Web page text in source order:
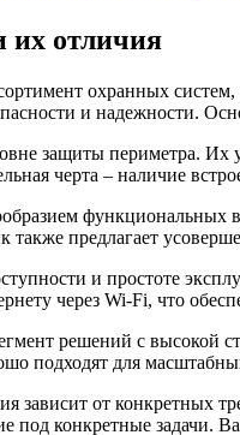
их отличия
охранных
и надежности.
защиты периметра. Их
черта – наличие
предлагает
и простоте
через Wi-Fi, что
решений с высокой
подходят для
зависит от конкретных
под конкретные задачи.